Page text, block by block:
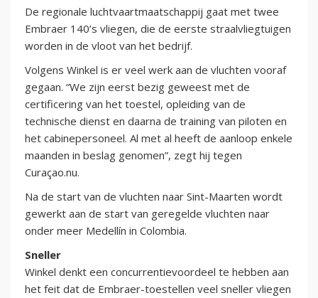
De regionale luchtvaartmaatschappij gaat met twee
Embraer 140’s vliegen, die de eerste straalvliegtuigen
worden in de vloot van het bedrijf.
Volgens Winkel is er veel werk aan de vluchten vooraf
gegaan. “We zijn eerst bezig geweest met de
certificering van het toestel, opleiding van de
technische dienst en daarna de training van piloten en
het cabinepersoneel. Al met al heeft de aanloop enkele
maanden in beslag genomen”, zegt hij tegen
Curaçao.nu.
Na de start van de vluchten naar Sint-Maarten wordt
gewerkt aan de start van geregelde vluchten naar
onder meer Medellín in Colombia.
Sneller
Winkel denkt een concurrentievoordeel te hebben aan
het feit dat de Embraer-toestellen veel sneller vliegen